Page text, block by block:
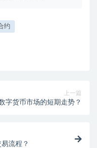
约
上一篇
字货币市场的短期走势？
流程？